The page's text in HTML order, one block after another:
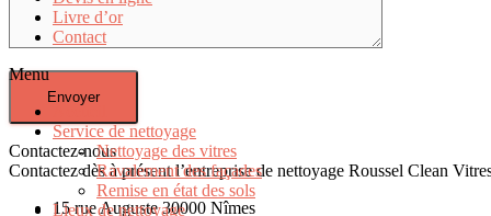
Livre d’or
Contact
Menu
Accueil
Service de nettoyage
Nettoyage des vitres
Ravalement des façades
Remise en état des sols
Lieux de nettoyage
Contactez-nous
Contactez dès à présent l’entreprise de nettoyage Roussel Clean
15 rue Auguste 30000 Nîmes